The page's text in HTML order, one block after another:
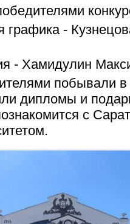
графика -
- Хамидулин
побывали
дипломы и
с